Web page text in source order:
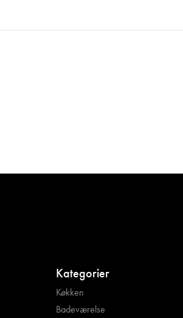
Kategorier
Køkken
Badeværelse